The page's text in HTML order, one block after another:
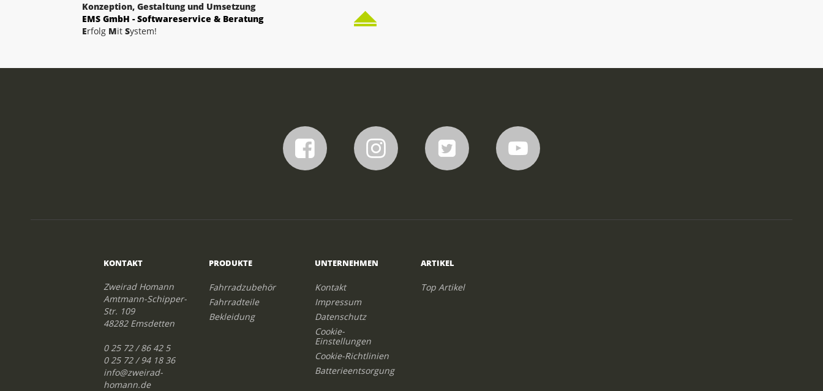
Konzeption, Gestaltung und Umsetzung
EMS GmbH - Softwareservice & Beratung
Erfolg MitSystem!
KONTAKT
Zweirad Homann
Amtmann-Schipper-
Str. 109
48282 Emsdetten
0 25 72 / 86 42 5
0 25 72 / 94 18 36
info@zweirad-
homann.de
PRODUKTE
Fahrradzubehör
Fahrradteile
Bekleidung
UNTERNEHMEN
Kontakt
Impressum
Datenschutz
Cookie-
Einstellungen
Cookie-Richtlinien
Batterieentsorgung
ARTIKEL
Top Artikel